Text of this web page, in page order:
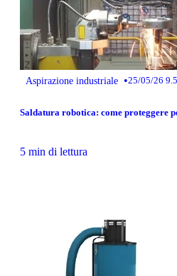
Aspirazione industriale •25/05/26
Saldatura robotica: come proteggere
5 min di lettura